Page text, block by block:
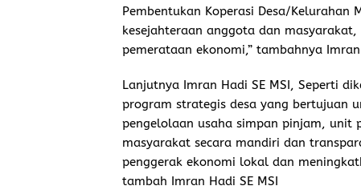
Pembentukan Koperasi Desa/
kesejahteraan anggota dan
pemerataan ekonomi,” tambahnya Imran
Lanjutnya Imran Hadi SE MSI, Seperti
program strategis desa yang bertujuan
pengelolaan usaha simpan pinjam, unit
masyarakat secara mandiri dan
penggerak ekonomi lokal dan
tambah Imran Hadi SE MSI